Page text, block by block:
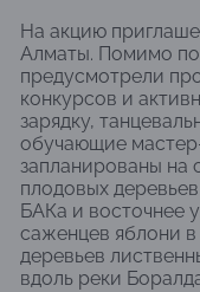
На акцию
Алматы. Помимо
предусмотрели
конкурсов и
зарядку,
обучающие
запланированы на
плодовых
БАКа и восточнее
саженцев яблони
деревьев
вдоль реки